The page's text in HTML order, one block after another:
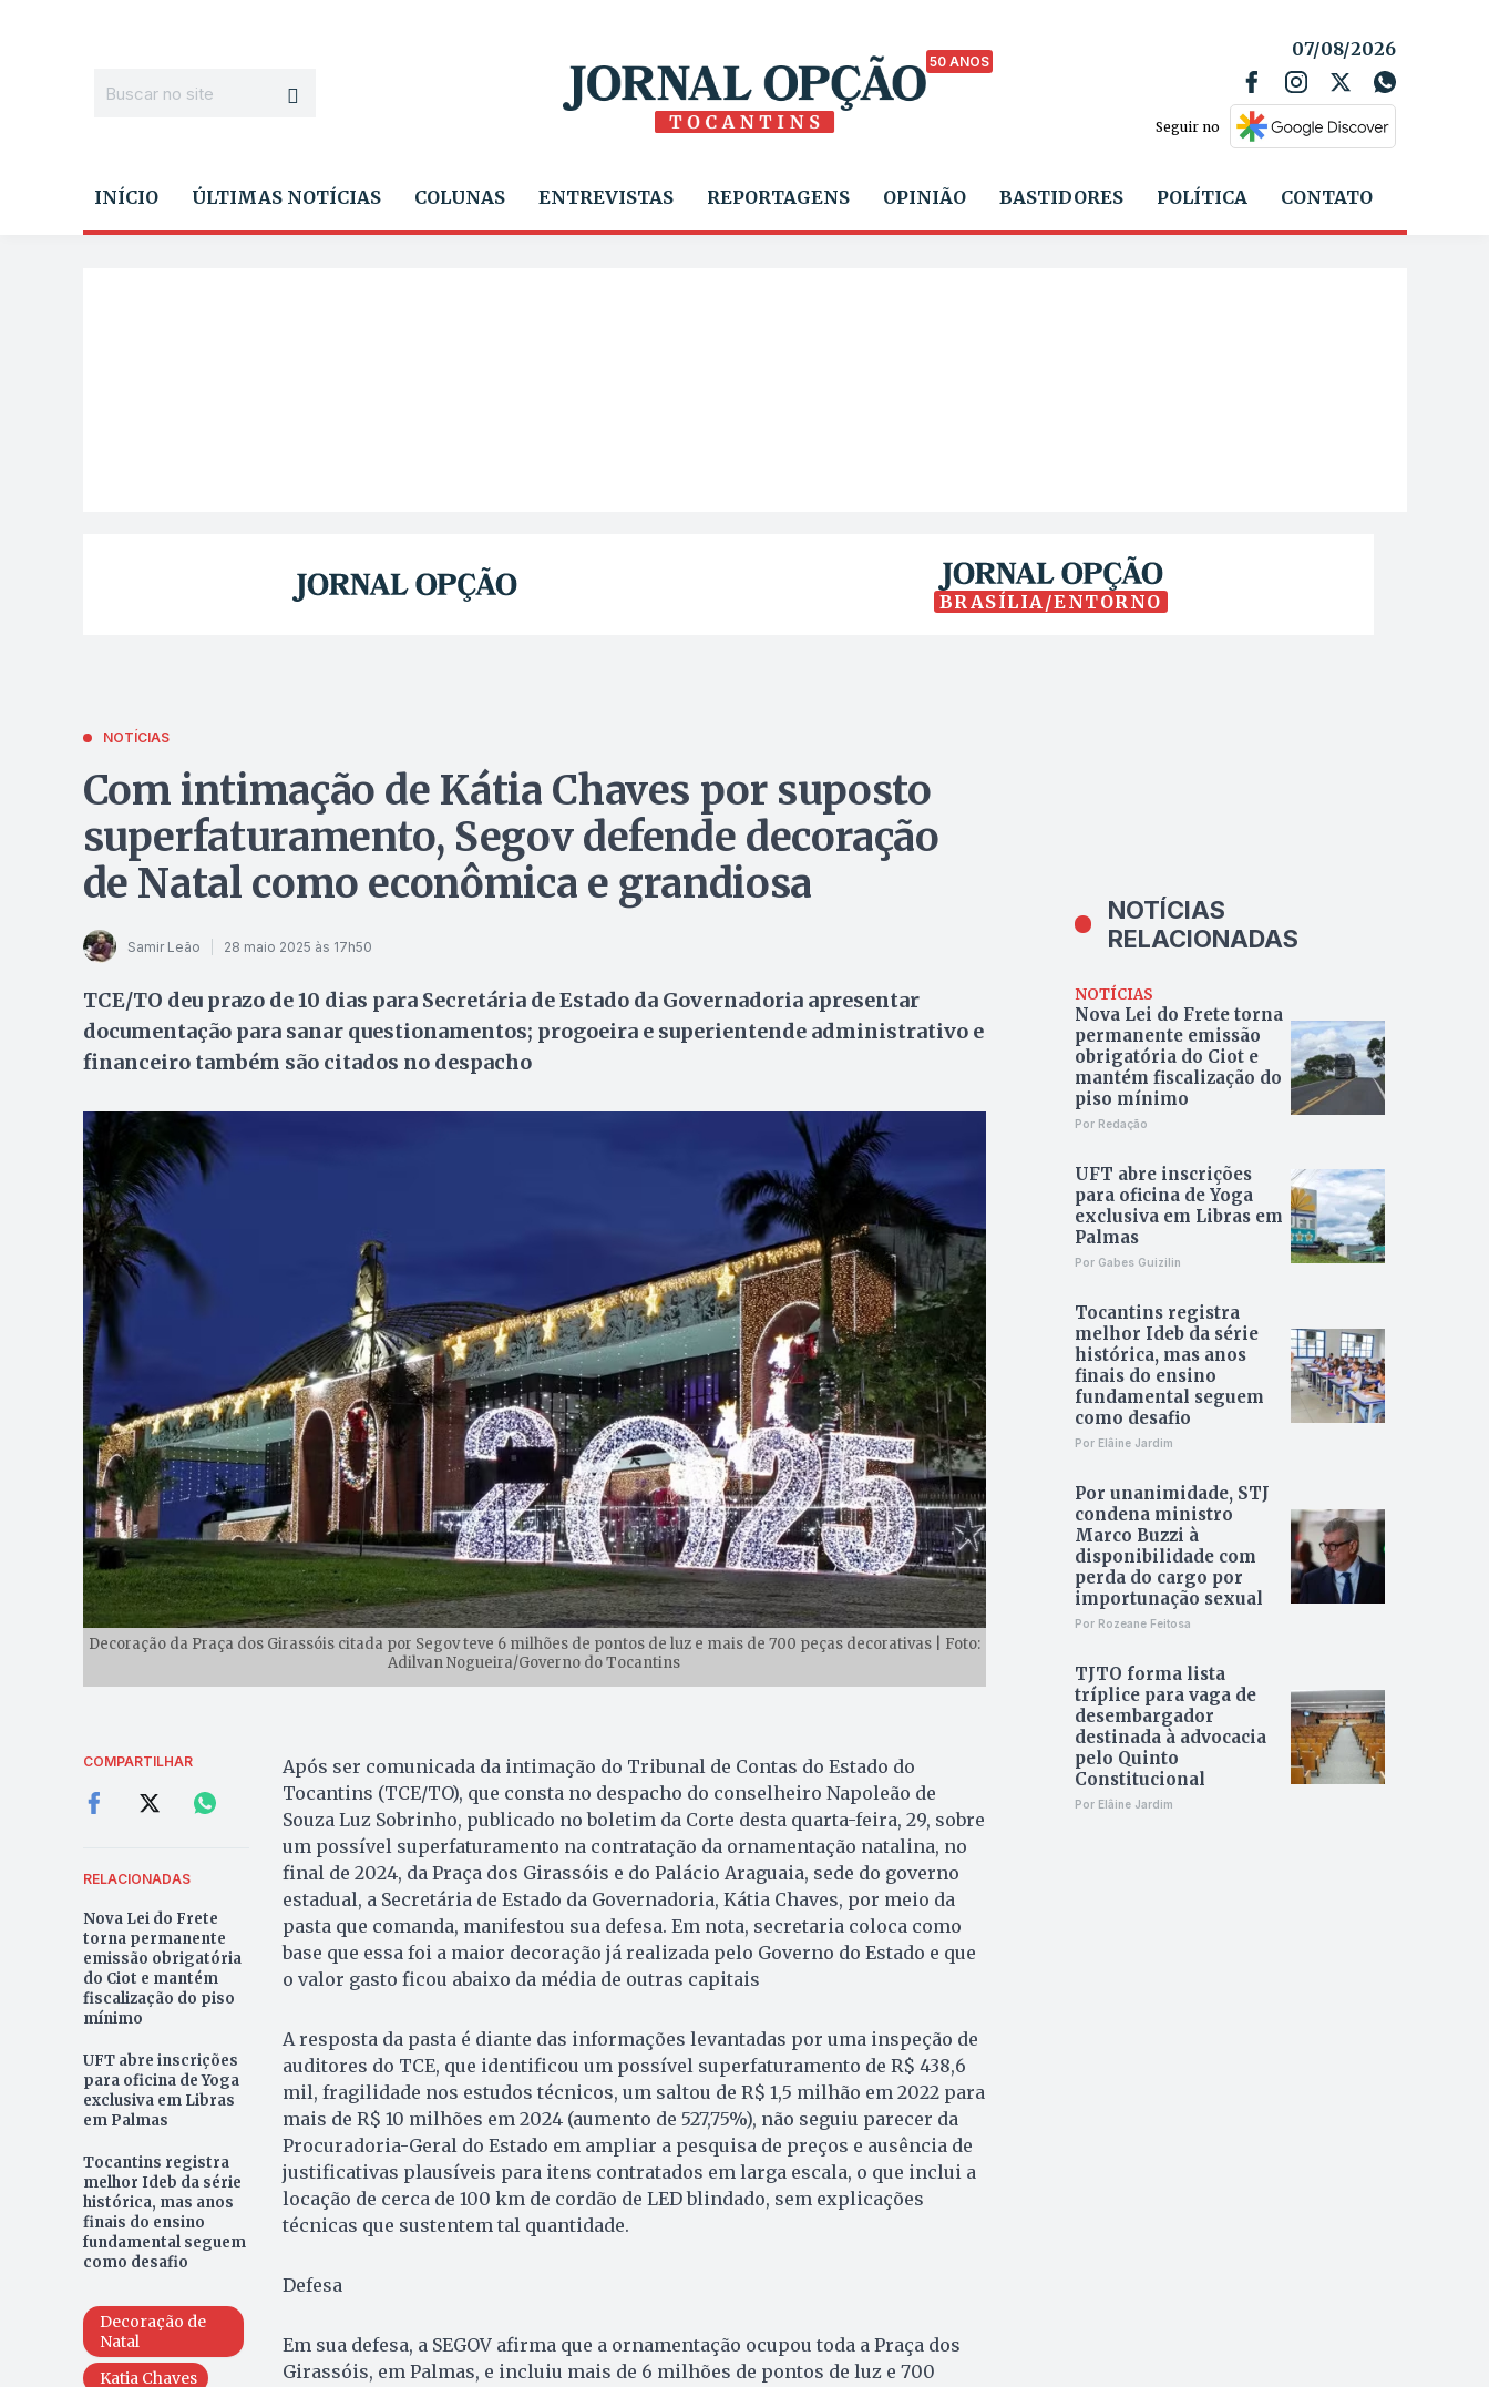
50 ANOS
07/08/2026
Seguir no
INÍCIO ÚLTIMAS NOTÍCIAS COLUNAS ENTREVISTAS REPORTAGENS OPINIÃO BASTIDORES POLÍTICA CONTATO
BRASÍLIA/ENTORNO
NOTÍCIAS
Com intimação de Kátia Chaves por suposto
superfaturamento, Segov defende decoração
de Natal como econômica e grandiosa
Samir Leão 28 maio 2025 às 17h50
TCE/TO deu prazo de 10 dias para Secretária de Estado da Governadoria apresentar
documentação para sanar questionamentos; progoeira e superientende administrativo e
financeiro também são citados no despacho
Decoração da Praça dos Girassóis citada por Segov teve 6 milhões de pontos de luz e mais de 700 peças decorativas | Foto:
Adilvan Nogueira/Governo do Tocantins
COMPARTILHAR
RELACIONADAS
Nova Lei do Frete
torna permanente
emissão obrigatória
do Ciot e mantém
fiscalização do piso
mínimo
UFT abre inscrições
para oficina de Yoga
exclusiva em Libras
em Palmas
Tocantins registra
melhor Ideb da série
histórica, mas anos
finais do ensino
fundamental seguem
como desafio
Decoração de
Natal
Katia Chaves
Após ser comunicada da intimação do Tribunal de Contas do Estado do
Tocantins (TCE/TO), que consta no despacho do conselheiro Napoleão de
Souza Luz Sobrinho, publicado no boletim da Corte desta quarta-feira, 29, sobre
um possível superfaturamento na contratação da ornamentação natalina, no
final de 2024, da Praça dos Girassóis e do Palácio Araguaia, sede do governo
estadual, a Secretária de Estado da Governadoria, Kátia Chaves, por meio da
pasta que comanda, manifestou sua defesa. Em nota, secretaria coloca como
base que essa foi a maior decoração já realizada pelo Governo do Estado e que
o valor gasto ficou abaixo da média de outras capitais
A resposta da pasta é diante das informações levantadas por uma inspeção de
auditores do TCE, que identificou um possível superfaturamento de R$ 438,6
mil, fragilidade nos estudos técnicos, um saltou de R$ 1,5 milhão em 2022 para
mais de R$ 10 milhões em 2024 (aumento de 527,75%), não seguiu parecer da
Procuradoria-Geral do Estado em ampliar a pesquisa de preços e ausência de
justificativas plausíveis para itens contratados em larga escala, o que inclui a
locação de cerca de 100 km de cordão de LED blindado, sem explicações
técnicas que sustentem tal quantidade.
Defesa
Em sua defesa, a SEGOV afirma que a ornamentação ocupou toda a Praça dos
Girassóis, em Palmas, e incluiu mais de 6 milhões de pontos de luz e 700
NOTÍCIAS
RELACIONADAS
NOTÍCIAS
Nova Lei do Frete torna
permanente emissão
obrigatória do Ciot e
mantém fiscalização do
piso mínimo
Por Redação
UFT abre inscrições
para oficina de Yoga
exclusiva em Libras em
Palmas
Por Gabes Guizilin
Tocantins registra
melhor Ideb da série
histórica, mas anos
finais do ensino
fundamental seguem
como desafio
Por Elâine Jardim
Por unanimidade, STJ
condena ministro
Marco Buzzi à
disponibilidade com
perda do cargo por
importunação sexual
Por Rozeane Feitosa
TJTO forma lista
tríplice para vaga de
desembargador
destinada à advocacia
pelo Quinto
Constitucional
Por Elâine Jardim